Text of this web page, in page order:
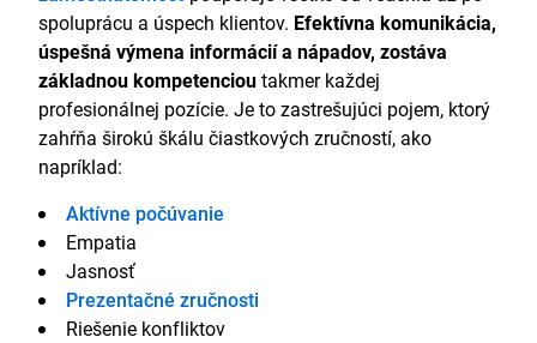
spoluprácu a úspech klientov. Efektívna komunikácia,
úspešná výmena informácií a nápadov, zostáva
základnou kompetencioutakmer každej
profesionálnej pozície. Je to zastrešujúci pojem, ktorý
zahŕňa širokú škálu čiastkových zručností, ako
napríklad:
Aktívne počúvanie
Empatia
Jasnosť
Prezentačné zručnosti
Riešenie konfliktov